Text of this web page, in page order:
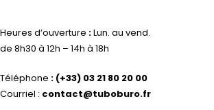
Heures d’ouverture :Lun. au vend.
de 8h30 à 12h – 14h à 18h
Téléphone : (+33) 03 21 80 20 00
Courriel : contact@tuboburo.fr